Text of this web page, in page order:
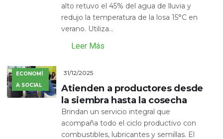
alto retuvo el 45% del agua de lluvia y
redujo la temperatura de la losa 15°C en
verano. Utiliza...
Leer Más
ECONOMÍ
A SOCIAL
31/12/2025
Atienden a productores desde
la siembra hasta la cosecha
Brindan un servicio integral que
acompaña todo el ciclo productivo con
combustibles, lubricantes y semillas. El